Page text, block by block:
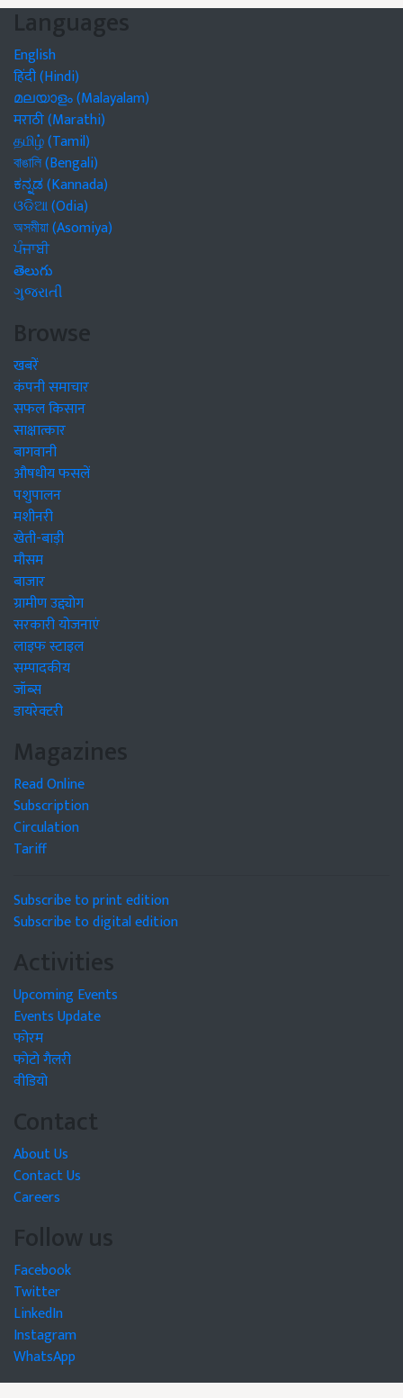
Languages
English
हिंदी (Hindi)
മലയാളം (Malayalam)
मराठी (Marathi)
தமிழ் (Tamil)
বাঙালি (Bengali)
ಕನ್ನಡ (Kannada)
ଓଡିଆ (Odia)
অসমীয়া (Asomiya)
ਪੰਜਾਬੀ
తెలుగు
ગુજરાતી
Browse
खबरें
कंपनी समाचार
सफल किसान
साक्षात्कार
बागवानी
औषधीय फसलें
पशुपालन
मशीनरी
खेती-बाड़ी
मौसम
बाजार
ग्रामीण उद्द्योग
सरकारी योजनाएं
लाइफ स्टाइल
सम्पादकीय
जॉब्स
डायरेक्टरी
Magazines
Read Online
Subscription
Circulation
Tariff
Subscribe to print edition
Subscribe to digital edition
Activities
Upcoming Events
Events Update
फोरम
फोटो गैलरी
वीडियो
Contact
About Us
Contact Us
Careers
Follow us
Facebook
Twitter
LinkedIn
Instagram
WhatsApp